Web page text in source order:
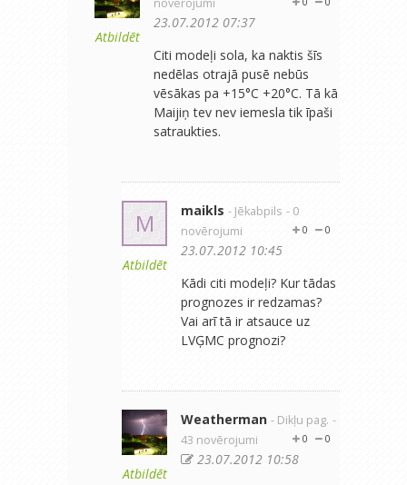
Atbildēt
novērojumi
23.07.2012 07:37
Citi modeļi sola, ka naktis šīs
nedēlas otrajā pusē nebūs
vēsākas pa +15°C +20°C. Tā kā
Maijiņ tev nev iemesla tik īpaši
satraukties.
M
Atbildēt
maikls - Jēkabpils - 0
novērojumi
0
0
23.07.2012 10:45
Kādi citi modeļi? Kur tādas
prognozes ir redzamas?
Vai arī tā ir atsauce uz
LVĢMC prognozi?
Atbildēt
Weatherman - Dikļu pag. -
43 novērojumi
0
0
23.07.2012 10:58